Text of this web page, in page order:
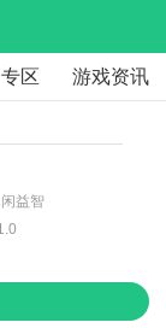
专区 游戏资讯
益智